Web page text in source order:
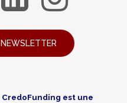
CredoFunding est une